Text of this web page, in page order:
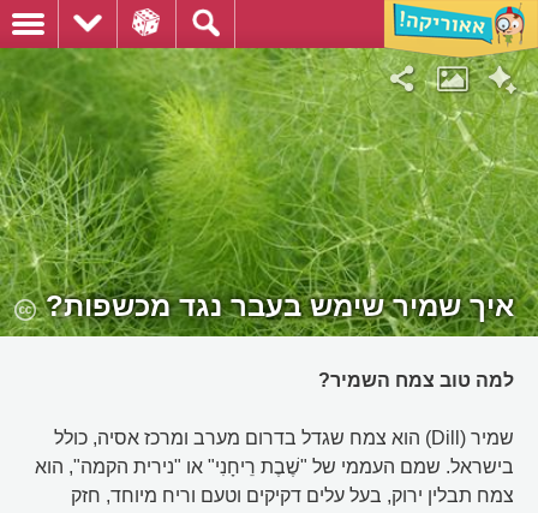
איך שמיר שימש בעבר נגד מכשפות?
למה טוב צמח השמיר?
שמיר (Dill) הוא צמח שגדל בדרום מערב ומרכז אסיה, כולל
בישראל. שמם העממי של "שֶׁבֶת רֵיחָנִי" או "נירית הקמה", הוא
צמח תבלין ירוק, בעל עלים דקיקים וטעם וריח מיוחד, חזק